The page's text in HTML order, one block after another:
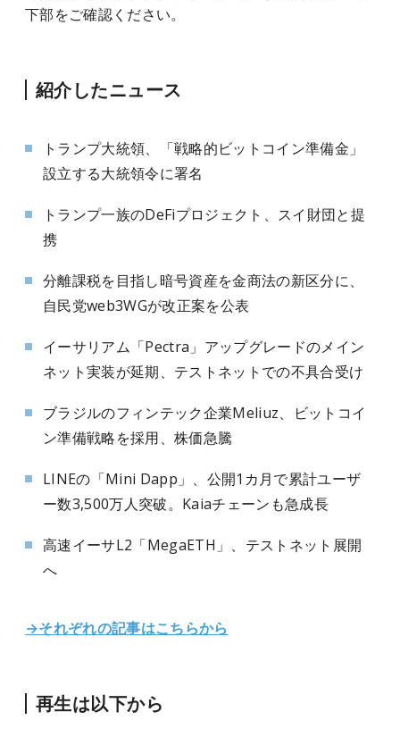
下部をご確認ください。
紹介したニュース
トランプ大統領、「戦略的ビットコイン準備金」
設立する大統領令に署名
トランプ一族のDeFiプロジェクト、スイ財団と提
携
分離課税を目指し暗号資産を金商法の新区分に、
自民党web3WGが改正案を公表
イーサリアム「Pectra」アップグレードのメイン
ネット実装が延期、テストネットでの不具合受け
ブラジルのフィンテック企業Meliuz、ビットコイ
ン準備戦略を採用、株価急騰
LINEの「Mini Dapp」、公開1カ月で累計ユーザ
ー数3,500万人突破。Kaiaチェーンも急成長
高速イーサL2「MegaETH」、テストネット展開
へ
→それぞれの記事はこちらから
再生は以下から